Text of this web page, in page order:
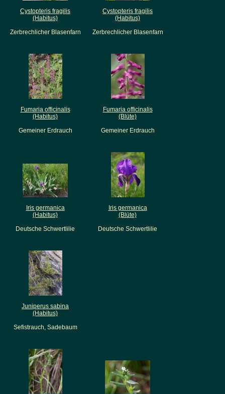
Cystopteris fragilis
(Habitus)
Zerbrechlicher Blasenfarn
Cystopteris fragilis
(Habitus)
Zerbrechlicher Blasenfarn
Fumaria officinalis
(Habitus)
Gemeiner Erdrauch
Fumaria officinalis
(Blüte)
Gemeiner Erdrauch
Iris germanica
(Habitus)
Deutsche Schwertlilie
Iris germanica
(Blüte)
Deutsche Schwertlilie
Juniperus sabina
(Habitus)
Sefistrauch, Sadebaum